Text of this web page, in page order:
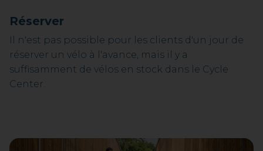
Réserver
Il n'est pas possible pour les clients d'un jour de
réserver un vélo à l'avance, mais il y a
suffisamment de vélos en stock dans le Cycle
Center.